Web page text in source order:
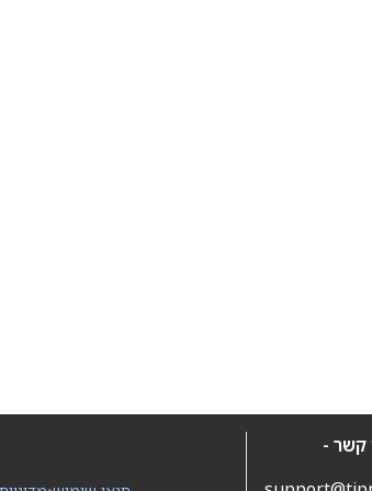
קשר -